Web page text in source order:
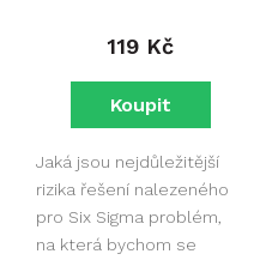
119 Kč
Jaká jsou nejdůležitější
rizika řešení nalezeného
pro Six Sigma problém,
na která bychom se